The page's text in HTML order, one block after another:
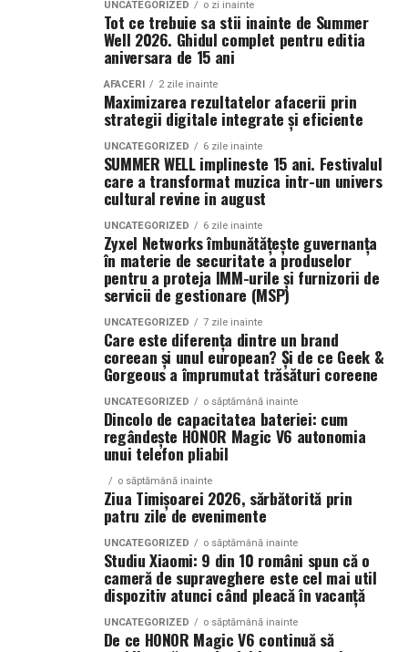
O strategie digitală eficientă presupune colaborarea
dintre toate componentele importante: website, SEO,
conținut, promovare și analiză de date. Atunci când
aceste elemente sunt integrate corect, rezultatele devin
mai stabile și mai predictibile.
Pe termen lung, beneficiile sunt evidente. Crește
numărul de clienți, se consolidează reputația brandului
și se dezvoltă relații mai puternice cu publicul. În plus,
investițiile realizate în mediul online produc efecte care
se acumulează și generează valoare constantă.
Companiile care tratează mediul digital ca pe un activ
strategic observă frecvent creșteri ale veniturilor și o
poziționare mai bună în piață. Aceste avantaje oferă
stabilitate și creează premisele unei dezvoltări
În concluzie, integrarea unui website performant cu
optimizarea și promovarea eficientă reprezintă una
dintre cele mai profitabile direcții de dezvoltare pentru
orice afacere care dorește să își crească numărul de
clienți și să își consolideze prezența online.
(Advertorial AI)
profunzime și persistență. Rezultatul este un parfum
vibrant, contemporan și ușor de purtat în orice moment
Tropic Thunder– vacanța într-o sticlă
Pentru cei care preferă parfumurile mai calde și
senzuale, Tropic Thunder propune o atmosferă complet
Smochina coaptă, laptele de cocos și lemnul de santal
construiesc o compoziție inspirată de zilele petrecute la
soare și de energia destinațiilor tropicale. Este un
parfum care îmbină prospețimea fructelor cu confortul
notelor cremoase și lemnoase, fiind ideal pentru serile
Parfumuri create fără limite
La La Lime, cât șiTropic Thunder fac parte dinTop
, prima colecție Oriflame inspirată din parfumeria
Colecția a fost dezvoltată în colaborare cu Givaudan și
cu noua generație de parfumieri ai școlii sale de
parfumerie. În cadrul unui proiect unic, aceștia au
primit aceeași provocare: să creeze fără reguli, fără
constrângeri comerciale și fără limitări de cost.
Rezultatul este o colecție de parfumuri moderne,
UNCATEGORIZED o zi inainte
Tot ce trebuie sa stii inainte de Summer
Well 2026. Ghidul complet pentru editia
aniversara de 15 ani
AFACERI 2 zile inainte
Maximizarea rezultatelor afacerii prin
strategii digitale integrate și eficiente
UNCATEGORIZED 6 zile inainte
SUMMER WELL implineste 15 ani. Festivalul
care a transformat muzica intr-un univers
cultural revine in august
UNCATEGORIZED 6 zile inainte
Zyxel Networks îmbunătățește guvernanța
în materie de securitate a produselor
pentru a proteja IMM-urile și furnizorii de
servicii de gestionare (MSP)
UNCATEGORIZED 7 zile inainte
Care este diferența dintre un brand
coreean și unul european? Și de ce Geek &
Gorgeous a împrumutat trăsături coreene
UNCATEGORIZED o săptămână inainte
Dincolo de capacitatea bateriei: cum
regândește HONOR Magic V6 autonomia
unui telefon pliabil
o săptămână inainte
Ziua Timișoarei 2026, sărbătorită prin
patru zile de evenimente
UNCATEGORIZED o săptămână inainte
Studiu Xiaomi: 9 din 10 români spun că o
cameră de supraveghere este cel mai util
dispozitiv atunci când pleacă în vacanță
UNCATEGORIZED o săptămână inainte
De ce HONOR Magic V6 continuă să